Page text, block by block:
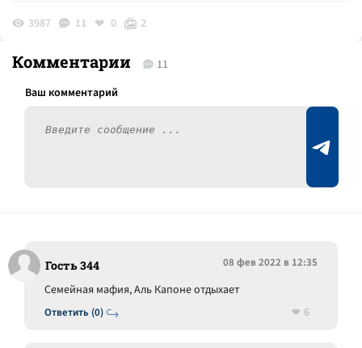
3987 11 0 2
Комментарии 11
Гость 344 08 фев 2022 в 12:35
Ответить (0)
Семейная мафия, Аль Капоне отдыхает
6